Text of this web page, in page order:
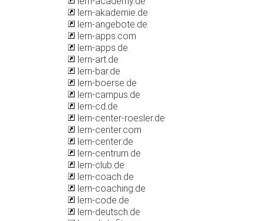
lern-akademie.de
lern-angebote.de
lern-apps.com
lern-apps.de
lern-art.de
lern-bar.de
lern-boerse.de
lern-campus.de
lern-cd.de
lern-center-roesler.de
lern-center.com
lern-center.de
lern-centrum.de
lern-club.de
lern-coach.de
lern-coaching.de
lern-code.de
lern-deutsch.de